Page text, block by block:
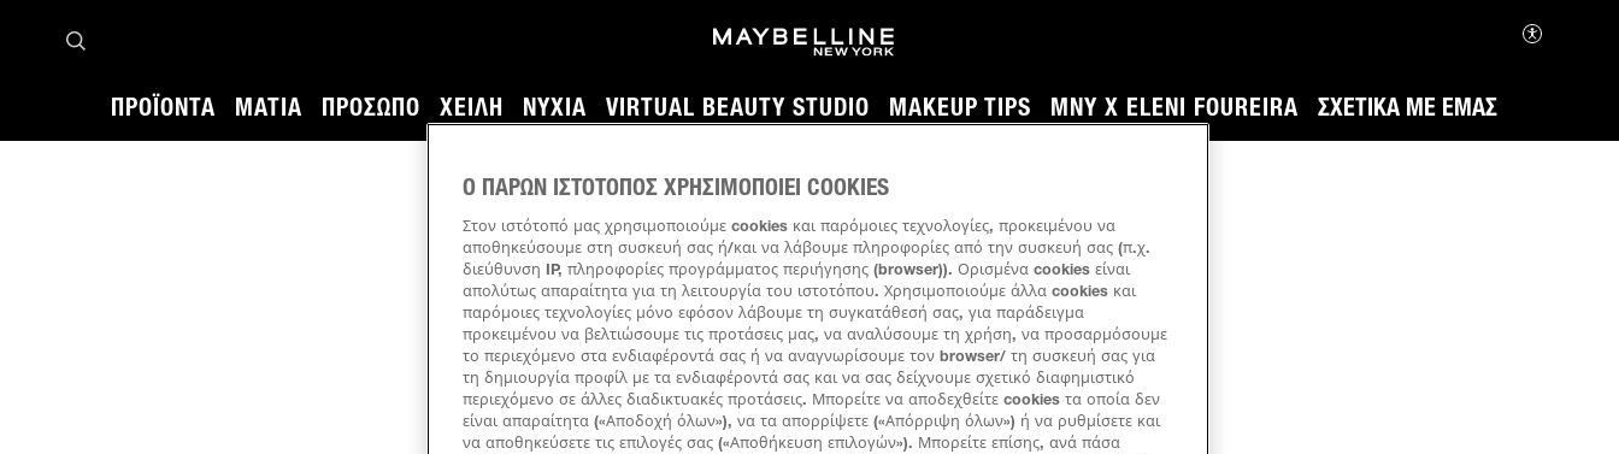
ΠΡΟΪΌΝΤΑ ΜΆΤΙΑ ΠΡΌΣΩΠΟ ΧΕΊΛΗ ΝΎΧΙΑ VIRTUAL BEAUTY STUDIO MAKEUP TIPS MNY X ELENI FOUREIRA ΣΧΕΤΙΚΆ ΜΕ ΕΜΆΣ
Αρχική σελίδα Πολιτική Προστασίας Προσωπικών Δεδομένων
Ο ΠΑΡΩΝ ΙΣΤΟΤΟΠΟΣ ΧΡΗΣΙΜΟΠΟΙΕΙ COOKIES
Στον ιστότοπό μας χρησιμοποιούμε cookies και παρόμοιες τεχνολογίες, προκειμένου να
αποθηκεύσουμε στη συσκευή σας ή/και να λάβουμε πληροφορίες από την συσκευή σας (π.χ.
διεύθυνση IP, πληροφορίες προγράμματος περιήγησης (browser)). Ορισμένα cookies είναι
απολύτως απαραίτητα για τη λειτουργία του ιστοτόπου. Χρησιμοποιούμε άλλα cookies και
παρόμοιες τεχνολογίες μόνο εφόσον λάβουμε τη συγκατάθεσή σας, για παράδειγμα
προκειμένου να βελτιώσουμε τις προτάσεις μας, να αναλύσουμε τη χρήση, να προσαρμόσουμε
το περιεχόμενο στα ενδιαφέροντά σας ή να αναγνωρίσουμε τον browser/ τη συσκευή σας για
τη δημιουργία προφίλ με τα ενδιαφέροντά σας και να σας δείχνουμε σχετικό διαφημιστικό
περιεχόμενο σε άλλες διαδικτυακές προτάσεις. Μπορείτε να αποδεχθείτε cookies τα οποία δεν
είναι απαραίτητα («Αποδοχή όλων»), να τα απορρίψετε («Απόρριψη όλων») ή να ρυθμίσετε και
να αποθηκεύσετε τις επιλογές σας («Αποθήκευση επιλογών»). Μπορείτε επίσης, ανά πάσα